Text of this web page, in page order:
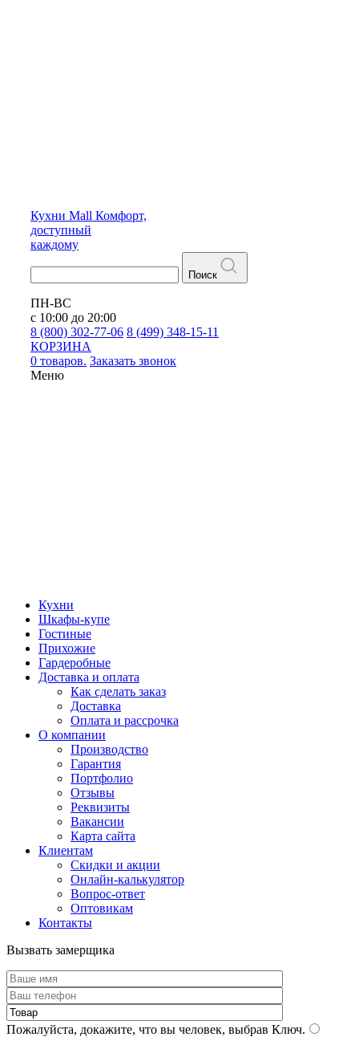
Кухни Mall Комфорт,
доступный
каждому
Поиск
ПН-ВС
с 10:00 до 20:00
8 (800) 302-77-06 8 (499) 348-15-11
КОРЗИНА
0 товаров. Заказать звонок
Меню
Кухни
Шкафы-купе
Гостиные
Прихожие
Гардеробные
Доставка и оплата
Как сделать заказ
Доставка
Оплата и рассрочка
О компании
Производство
Гарантия
Портфолио
Отзывы
Реквизиты
Вакансии
Карта сайта
Клиентам
Скидки и акции
Онлайн-калькулятор
Вопрос-ответ
Оптовикам
Контакты
Вызвать замерщика
Пожалуйста, докажите, что вы человек, выбрав Ключ.